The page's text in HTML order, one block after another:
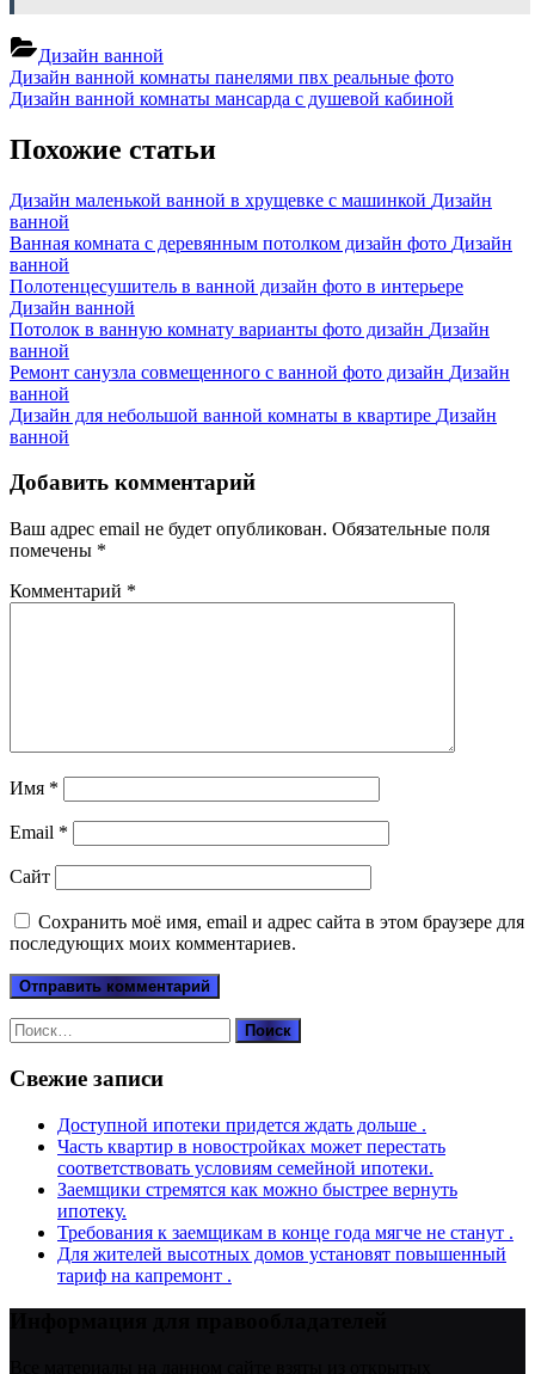
Дизайн ванной
Навигация
по
записям
Previous
Post:
Дизайн ванной комнаты панелями пвх реальные фото
Next
Дизайн ванной комнаты мансарда с душевой кабиной
Похожие статьи
Дизайн маленькой ванной в хрущевке с машинкой Дизайн
ванной
Ванная комната с деревянным потолком дизайн фото Дизайн
ванной
Полотенцесушитель в ванной дизайн фото в интерьере
Дизайн ванной
Потолок в ванную комнату варианты фото дизайн Дизайн
ванной
Ремонт санузла совмещенного с ванной фото дизайн Дизайн
ванной
Дизайн для небольшой ванной комнаты в квартире Дизайн
ванной
Добавить комментарий
Ваш адрес email не будет опубликован. Обязательные поля
помечены *
Комментарий *
Имя *
Email *
Сайт
Сохранить моё имя, email и адрес сайта в этом браузере для
последующих моих комментариев.
Найти:
Свежие записи
Доступной ипотеки придется ждать дольше .
Часть квартир в новостройках может перестать
соответствовать условиям семейной ипотеки.
Заемщики стремятся как можно быстрее вернуть
ипотеку.
Требования к заемщикам в конце года мягче не станут .
Для жителей высотных домов установят повышенный
тариф на капремонт .